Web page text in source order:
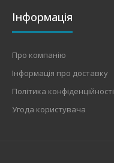
Інформація
Про компанію
Інформація про доставку
Політика конфіденційності
Угода користувача